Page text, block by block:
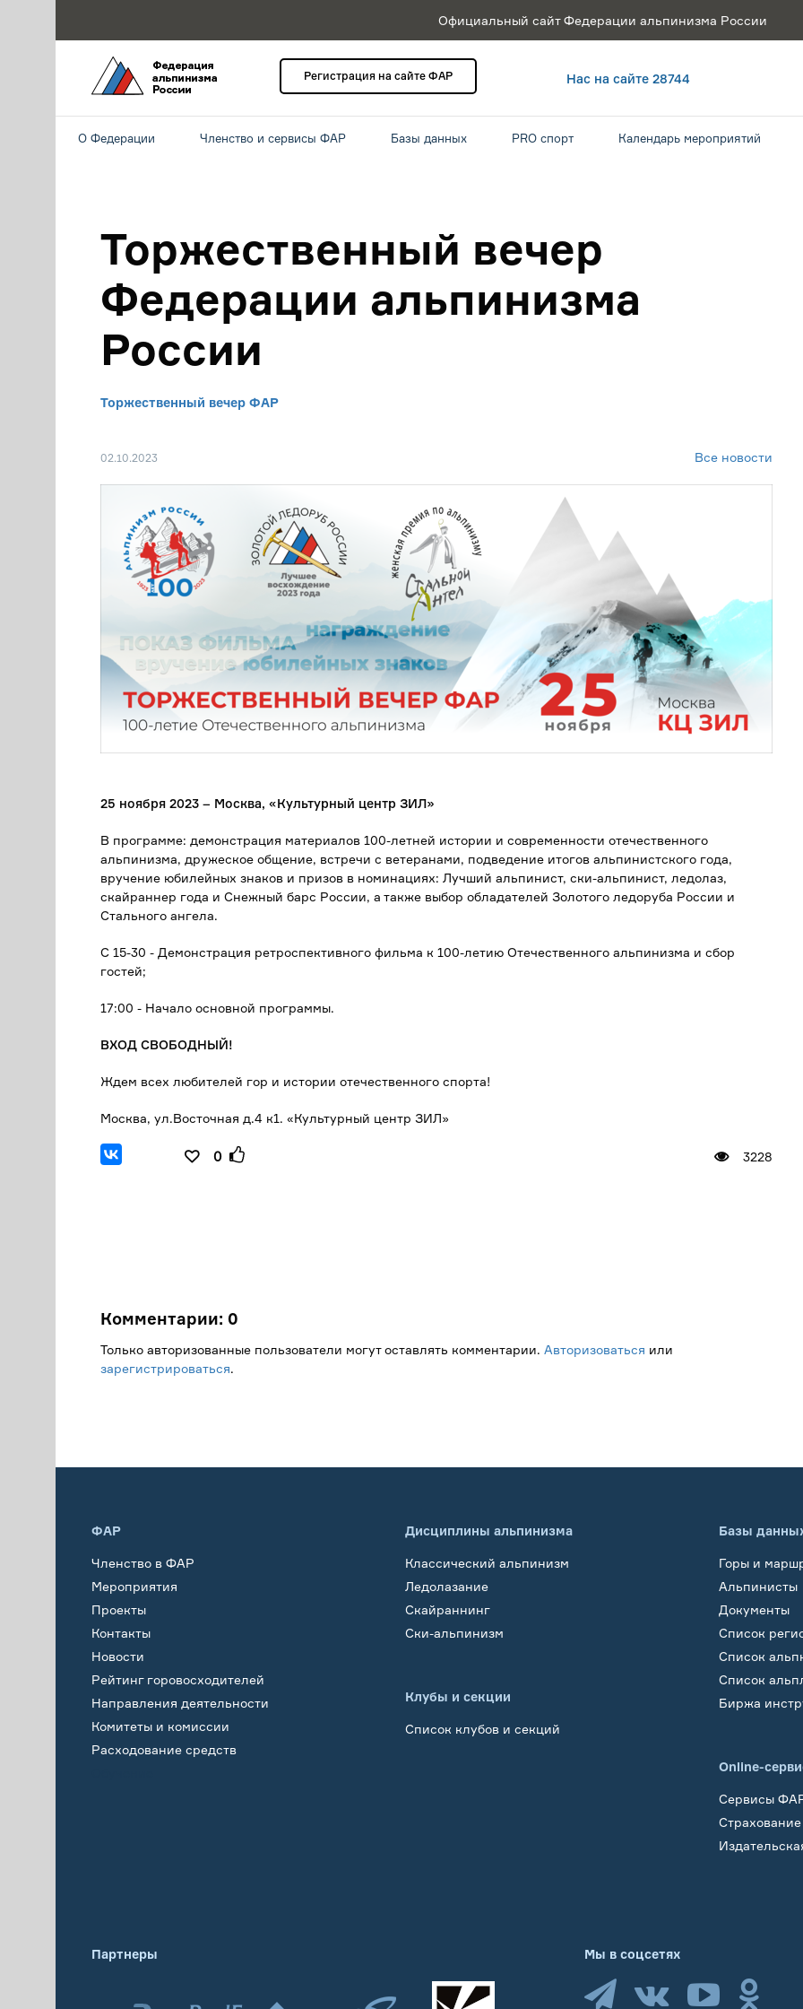
Официальный сайт Федерации альпинизма России
Регистрация на сайте ФАР Нас на сайте 28744
О Федерации Членство и сервисы ФАР Базы данных PRO спорт Календарь мероприятий
Торжественный вечер
Федерации альпинизма
России
Торжественный вечер ФАР
02.10.2023 Все новости
25 ноября 2023 – Москва, «Культурный центр ЗИЛ»
В программе: демонстрация материалов 100-летней истории и современности отечественного
альпинизма, дружеское общение, встречи с ветеранами, подведение итогов альпинистского года,
вручение юбилейных знаков и призов в номинациях: Лучший альпинист, ски-альпинист, ледолаз,
скайраннер года и Снежный барс России, а также выбор обладателей Золотого ледоруба России и
Стального ангела.
С 15-30 - Демонстрация ретроспективного фильма к 100-летию Отечественного альпинизма и сбор
гостей;
17:00 - Начало основной программы.
ВХОД СВОБОДНЫЙ!
Ждем всех любителей гор и истории отечественного спорта!
Москва, ул.Восточная д.4 к1. «Культурный центр ЗИЛ»
0 3228
Комментарии: 0
Только авторизованные пользователи могут оставлять комментарии. Авторизоваться или
зарегистрироваться.
ФАР
Членство в ФАР
Мероприятия
Проекты
Контакты
Новости
Рейтинг горовосходителей
Направления деятельности
Комитеты и комиссии
Расходование средств
Дисциплины альпинизма
Классический альпинизм
Ледолазание
Скайраннинг
Ски-альпинизм
Клубы и секции
Список клубов и секций
Базы
Горы и
Альпинисты
Документы
Список
Список
Список
Биржа
Online-
Сервисы
Страхование
Партнеры Мы в соцсетях